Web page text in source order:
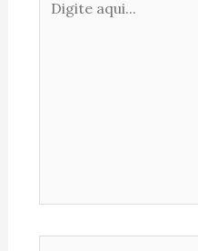
aqui...